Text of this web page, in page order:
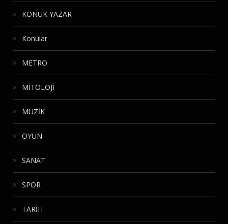
KONUK YAZAR
Konular
METRO
MİTOLOJİ
MÜZİK
OYUN
SANAT
SPOR
TARİH